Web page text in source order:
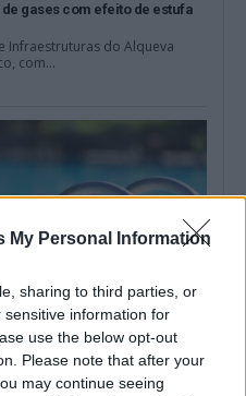
My Personal Information
sharing to third parties, or
information for
use the below opt-out
Please note that after your
may continue seeing
gases com efeito de estufa
Infraestruturas do Alqueva
com...